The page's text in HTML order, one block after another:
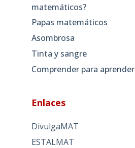
matemáticos?
Papas matemáticos
Asombrosa
Tinta y sangre
Comprender para aprender
Enlaces
DivulgaMAT
ESTALMAT